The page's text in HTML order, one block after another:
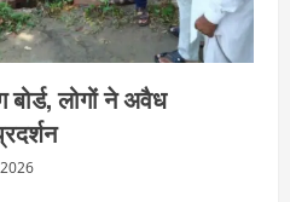
बोर्ड, लोगों ने अवैध